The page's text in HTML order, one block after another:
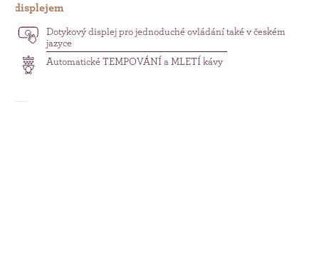
displejem
Dotykový displej pro jednoduché ovládání také v českém
jazyce
Automatické TEMPOVÁNÍ a MLETÍ kávy